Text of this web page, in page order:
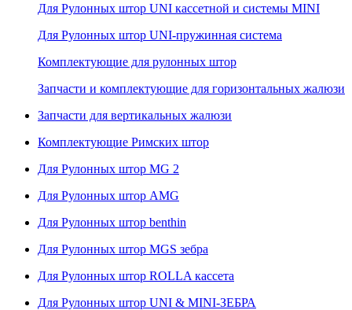
Для Рулонных штор UNI кассетной и системы MINI
Для Рулонных штор UNI-пружинная система
Комплектующие для рулонных штор
Запчасти и комплектующие для горизонтальных жалюзи
Запчасти для вертикальных жалюзи
Комплектующие Римских штор
Для Рулонных штор MG 2
Для Рулонных штор AMG
Для Рулонных штор benthin
Для Рулонных штор MGS зебра
Для Рулонных штор ROLLA кассета
Для Рулонных штор UNI & MINI-ЗЕБРА